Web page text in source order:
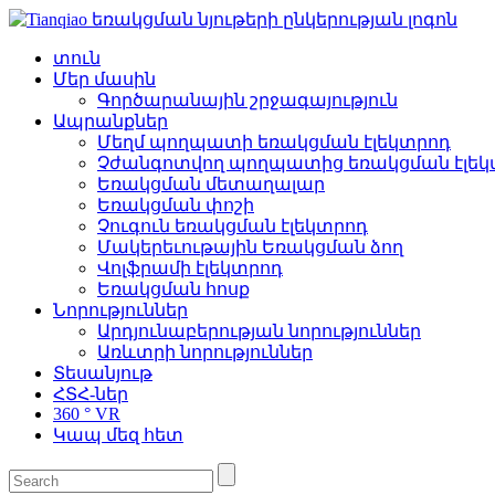
տուն
Մեր մասին
Գործարանային շրջագայություն
Ապրանքներ
Մեղմ պողպատի եռակցման էլեկտրոդ
Չժանգոտվող պողպատից եռակցման
Եռակցման մետաղալար
Եռակցման փոշի
Չուգուն եռակցման էլեկտրոդ
Մակերեւութային Եռակցման ձող
Վոլֆրամի էլեկտրոդ
Եռակցման հոսք
Նորություններ
Արդյունաբերության նորություններ
Առևտրի նորություններ
Տեսանյութ
ՀՏՀ-ներ
360 ° VR
Կապ մեզ հետ